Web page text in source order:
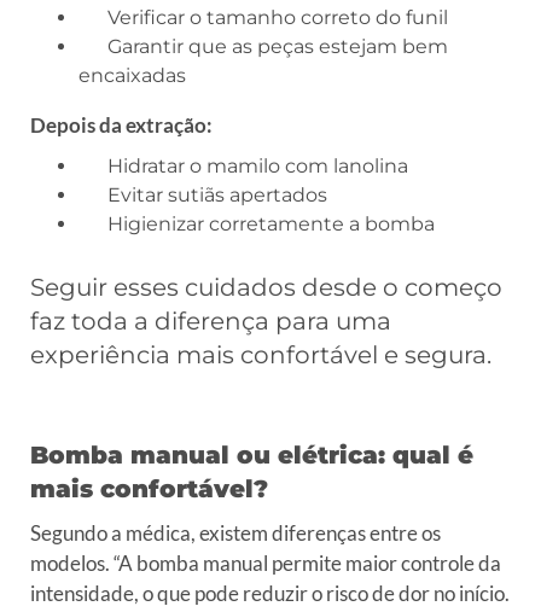
Verificar o tamanho correto do funil
Garantir que as peças estejam bem
encaixadas
Depois da extração:
Hidratar o mamilo com lanolina
Evitar sutiãs apertados
Higienizar corretamente a bomba
Seguir esses cuidados desde o começo
faz toda a diferença para uma
experiência mais confortável e segura.
Bomba manual ou elétrica: qual é
mais confortável?
Segundo a médica, existem diferenças entre os
modelos. “A bomba manual permite maior controle da
intensidade, o que pode reduzir o risco de dor no início.